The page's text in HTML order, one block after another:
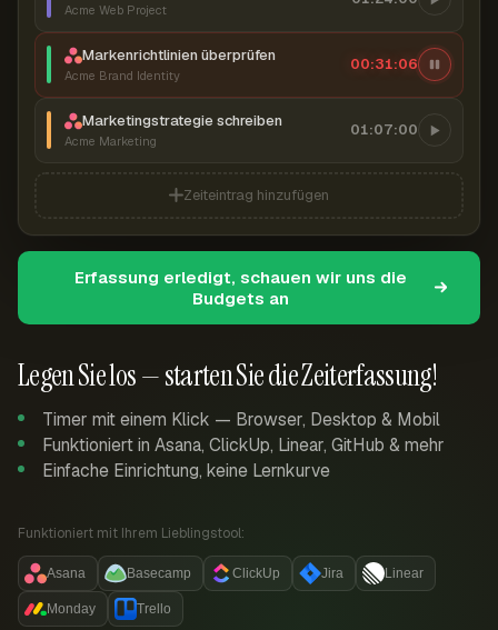
Legen Sie los — starten Sie die Zeiterfassung!
Timer mit einem Klick — Browser, Desktop & Mobil
Funktioniert in Asana, ClickUp, Linear, GitHub & mehr
Einfache Einrichtung, keine Lernkurve
Funktioniert mit Ihrem Lieblingstool:
Asana Basecamp ClickUp Jira Linear
Monday Trello
Acme Web Project
Markenrichtlinien überprüfen
Acme Brand Identity
00:31:07
Marketingstrategie schreiben
Acme Marketing
01:07:00
Zeiteintrag hinzufügen
Erfassung erledigt, schauen wir uns die
Budgets an